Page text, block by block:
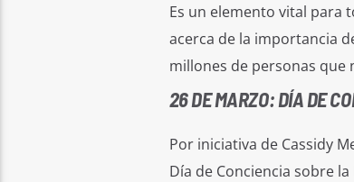
Es un elemento vital para
acerca de la importancia
millones de personas que
26 DE MARZO: DÍA DE
Por iniciativa de Cassidy
Día de Conciencia sobre